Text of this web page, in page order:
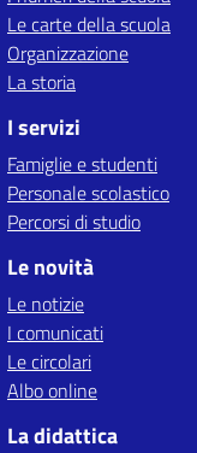
Le carte della scuola
Organizzazione
La storia
I servizi
Famiglie e studenti
Personale scolastico
Percorsi di studio
Le novità
Le notizie
I comunicati
Le circolari
Albo online
La didattica